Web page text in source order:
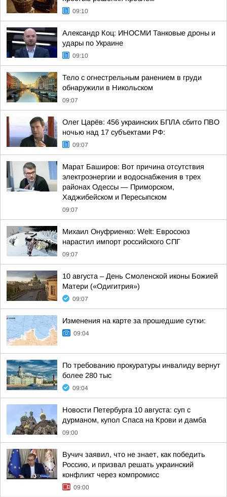
09:10
Александр Коц: ИНОСМИ Танковые дроны и
удары по Украине
09:10
Тело с огнестрельным ранением в груди
обнаружили в Никольском
09:07
Олег Царёв: 456 украинских БПЛА сбито ПВО
ночью над 17 субъектами РФ:
09:07
Марат Баширов: Вот причина отсутствия
электроэнергии и водоснабжения в трех
районах Одессы — Приморском,
Хаджибейском и Пересыпском
09:07
Михаил Онуфриенко: Welt: Евросоюз
нарастил импорт российского СПГ
09:07
10 августа – День Смоленской иконы Божией
Матери («Одигитрия»)
09:07
Изменения на карте за прошедшие сутки:
09:04
По требованию прокуратуры инвалиду вернут
более 280 тыс
09:04
Новости Петербурга 10 августа: суп с
дурманом, купол Спаса на Крови и дамба
09:00
Вучич заявил, что не знает, как победить
Россию, и призвал решать украинский
конфликт через компромисс
09:00